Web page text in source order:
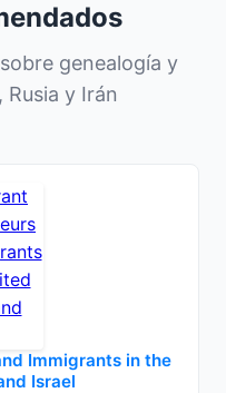
genealogía y
Rusia y Irán
Immigrants in the
Israel